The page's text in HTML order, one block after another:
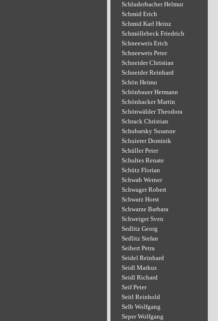
Schluderbacher Helmut
Schmid Erich
Schmid Karl Heinz
Schmöllebeck Friedrich
Schneeweis Erich
Schneeweis Peter
Schneider Christian
Schneider Reinhard
Schön Heimo
Schönbauer Hermann
Schönhacker Martin
Schönwälder Theodora
Schrack Christian
Schubarsky Susanne
Schuierer Dominik
Schüller Peter
Schultes Renate
Schütz Florian
Schwab Werner
Schwager Robert
Schwarz Horst
Schwarze Barbara
Schweiger Sven
Sedlitz Georg
Sedlitz Stefan
Seibert Petra
Seidel Reinhard
Seidl Markus
Seidl Richard
Seif Peter
Seitl Reinhold
Selb Wolfgang
Seper Wolfgang